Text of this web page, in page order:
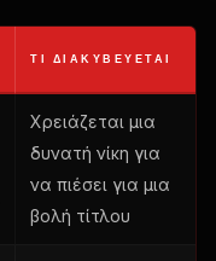
ΤΙ ΔΙΑΚΥΒΕΎΕΤΑΙ
Χρειάζεται μια
δυνατή νίκη για
να πιέσει για μια
βολή τίτλου